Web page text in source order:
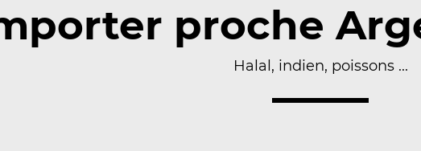
proche
Halal, indien, poissons ...